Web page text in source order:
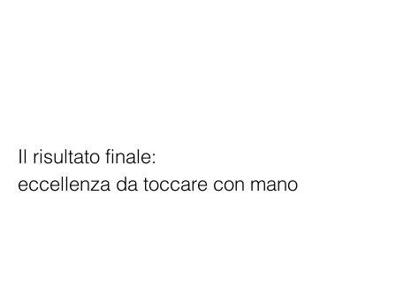
Il risultato finale:
eccellenza da toccare con mano